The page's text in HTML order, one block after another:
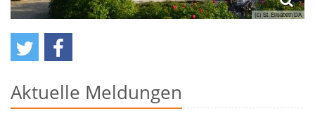
(c) St. Elisabeth DA
Aktuelle Meldungen